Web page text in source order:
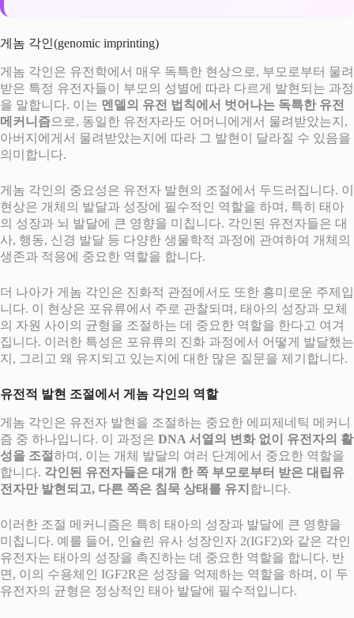
게놈 각인(genomic imprinting)
게놈 각인은 유전학에서 매우 독특한 현상으로, 부모로부터 물려
받은 특정 유전자들이 부모의 성별에 따라 다르게 발현되는 과정
을 말합니다. 이는 멘델의 유전 법칙에서 벗어나는 독특한 유전
메커니즘으로, 동일한 유전자라도 어머니에게서 물려받았는지,
아버지에게서 물려받았는지에 따라 그 발현이 달라질 수 있음을
의미합니다.
게놈 각인의 중요성은 유전자 발현의 조절에서 두드러집니다. 이
현상은 개체의 발달과 성장에 필수적인 역할을 하며, 특히 태아
의 성장과 뇌 발달에 큰 영향을 미칩니다. 각인된 유전자들은 대
사, 행동, 신경 발달 등 다양한 생물학적 과정에 관여하여 개체의
생존과 적응에 중요한 역할을 합니다.
더 나아가 게놈 각인은 진화적 관점에서도 또한 흥미로운 주제입
니다. 이 현상은 포유류에서 주로 관찰되며, 태아의 성장과 모체
의 자원 사이의 균형을 조절하는 데 중요한 역할을 한다고 여겨
집니다. 이러한 특성은 포유류의 진화 과정에서 어떻게 발달했는
지, 그리고 왜 유지되고 있는지에 대한 많은 질문을 제기합니다.
유전적 발현 조절에서 게놈 각인의 역할
게놈 각인은 유전자 발현을 조절하는 중요한 에피제네틱 메커니
즘 중 하나입니다. 이 과정은 DNA 서열의 변화 없이 유전자의 활
성을 조절하며, 이는 개체 발달의 여러 단계에서 중요한 역할을
합니다. 각인된 유전자들은 대개 한 쪽 부모로부터 받은 대립유
전자만 발현되고, 다른 쪽은 침묵 상태를 유지 합니다.
이러한 조절 메커니즘은 특히 태아의 성장과 발달에 큰 영향을
미칩니다. 예를 들어, 인슐린 유사 성장인자 2(IGF2)와 같은 각인
유전자는 태아의 성장을 촉진하는 데 중요한 역할을 합니다. 반
면, 이의 수용체인 IGF2R은 성장을 억제하는 역할을 하며, 이 두
유전자의 균형은 정상적인 태아 발달에 필수적입니다.